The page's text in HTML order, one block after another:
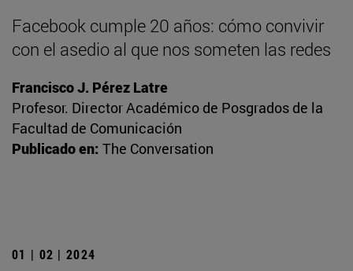
Facebook cumple 20 años: cómo convivir
con el asedio al que nos someten las redes
Francisco J. Pérez Latre
Profesor. Director Académico de Posgrados de la
Facultad de Comunicación
Publicado en: The Conversation
01 | 02 | 2024